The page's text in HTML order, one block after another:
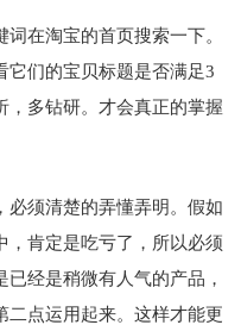
在淘宝的首页搜索一下。
它们的宝贝标题是否满足3
，多钻研。才会真正的掌握
必须清楚的弄懂弄明。假如
，肯定是吃亏了，所以必须
经是稍微有人气的产品，
二点运用起来。这样才能更